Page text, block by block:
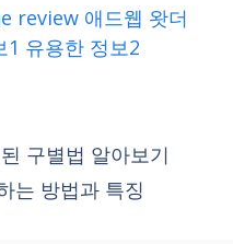
review 애드웹 왓더
1 유용한 정보2
구별법 알아보기
는 방법과 특징